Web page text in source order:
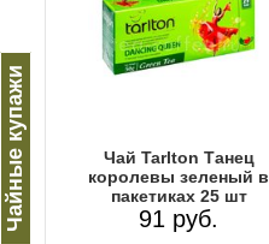
Чайные купажи
Чай Tarlton Танец
королевы зеленый в
пакетиках 25 шт
91 руб.